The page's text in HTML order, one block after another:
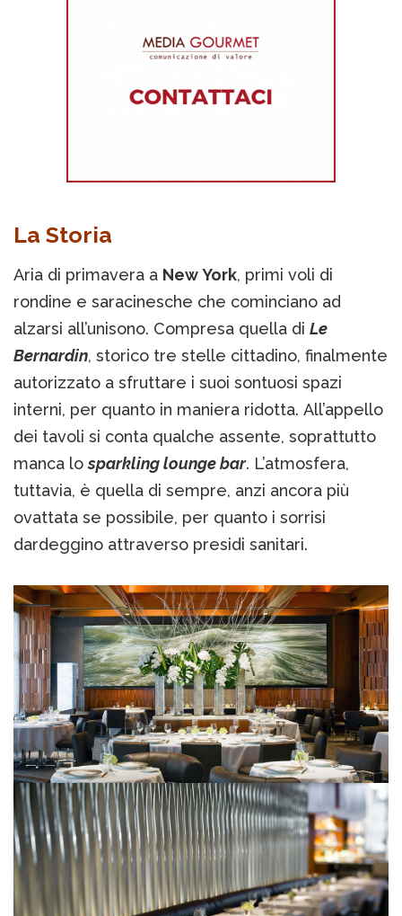
La Storia
Aria di primavera a New York, primi voli di
rondine e saracinesche che cominciano ad
alzarsi all’unisono. Compresa quella di Le
Bernardin, storico tre stelle cittadino, finalmente
autorizzato a sfruttare i suoi sontuosi spazi
interni, per quanto in maniera ridotta. All’appello
dei tavoli si conta qualche assente, soprattutto
manca losparkling lounge bar. L’atmosfera,
tuttavia, è quella di sempre, anzi ancora più
ovattata se possibile, per quanto i sorrisi
dardeggino attraverso presidi sanitari.